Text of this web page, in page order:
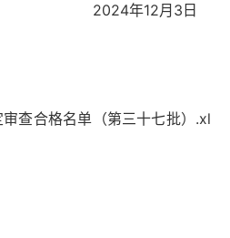
2024年12月3日
查合格名单（第三十七批）.xl